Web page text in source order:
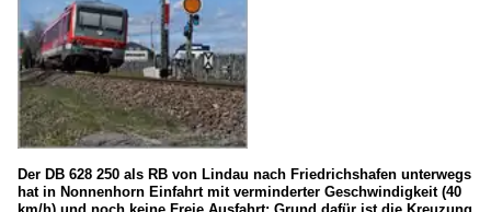
Der DB 628 250 als RB von Lindau nach Friedrichshafen unterwegs
hat in Nonnenhorn Einfahrt mit verminderter Geschwindigkeit (40